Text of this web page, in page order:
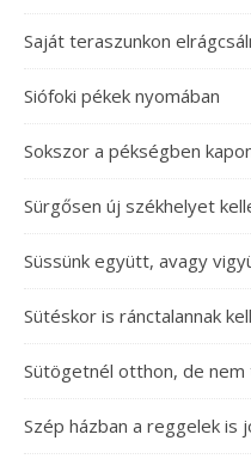
Saját teraszunkon
Siófoki pékek nyomában
Sokszor a pékségben
Sürgősen új székhelyet
Süssünk együtt, avagy
Sütéskor is ránctalannak
Sütögetnél otthon, de nem
Szép házban a reggelek is